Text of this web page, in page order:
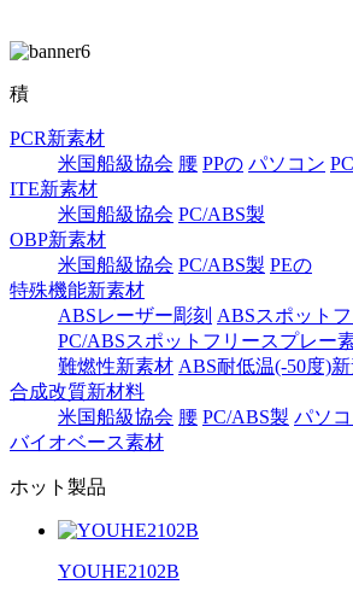
積
PCR新素材
米国船級協会 腰 PPの パソコン
ITE新素材
米国船級協会 PC/ABS製
OBP新素材
米国船級協会 PC/ABS製 PEの
特殊機能新素材
ABSレーザー彫刻 ABSスポット
PC/ABSスポットフリースプレー
難燃性新素材 ABS耐低温(-50度)
合成改質新材料
米国船級協会 腰 PC/ABS製 パソ
バイオベース素材
ホット製品
YOUHE2102B